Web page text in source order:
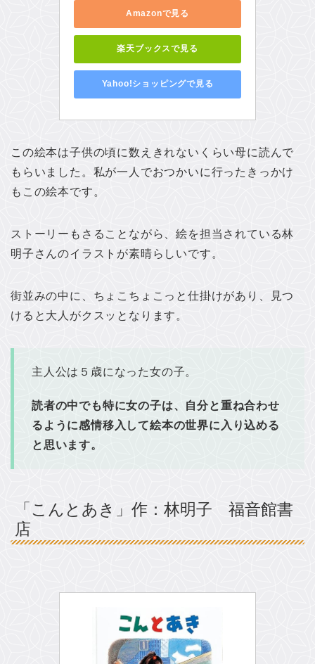
Amazonで見る
楽天ブックスで見る
Yahoo!ショッピングで見る
この絵本は子供の頃に数えきれないくらい母に読んで
もらいました。私が一人でおつかいに行ったきっかけ
もこの絵本です。
ストーリーもさることながら、絵を担当されている林
明子さんのイラストが素晴らしいです。
街並みの中に、ちょこちょこっと仕掛けがあり、見つ
けると大人がクスッとなります。
主人公は５歳になった女の子。
読者の中でも特に女の子は、自分と重ね合わせ
るように感情移入して絵本の世界に入り込める
と思います。
「こんとあき」作：林明子 福音館書
店